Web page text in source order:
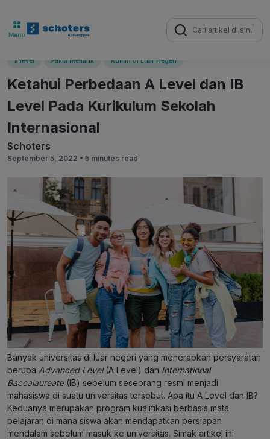
Search
for:
a level Fakta Menarik Kuliah di Luar Negeri
Ketahui Perbedaan A Level dan IB
Level Pada Kurikulum Sekolah
Internasional
Schoters
September 5, 2022 • 5 minutes read
Banyak universitas di luar negeri yang menerapkan persyaratan
berupa Advanced Level(A Level) dan International
Baccalaureate(IB) sebelum seseorang resmi menjadi
mahasiswa di suatu universitas tersebut. Apa itu A Level dan IB?
Keduanya merupakan program kualifikasi berbasis mata
pelajaran di mana siswa akan mendapatkan persiapan
mendalam sebelum masuk ke universitas. Simak artikel ini